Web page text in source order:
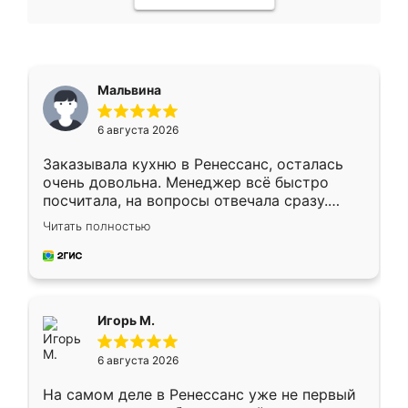
Мальвина
6 августа 2026
Заказывала кухню в Ренессанс, осталась
очень довольна. Менеджер всё быстро
посчитала, на вопросы отвечала сразу.
Замерщик приехал в субботу, подошёл к
делу со всей ответственностью. Собрали
за день, ребята работали аккуратно, даже
Читать полностью
Игорь М.
6 августа 2026
На самом деле в Ренессанс уже не первый